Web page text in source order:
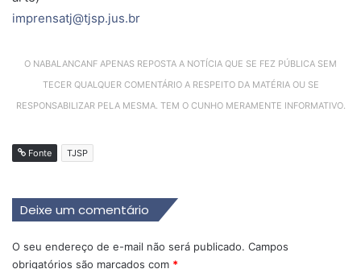
imprensatj@tjsp.jus.br
O NABALANCANF APENAS REPOSTA A NOTÍCIA QUE SE FEZ PÚBLICA SEM
TECER QUALQUER COMENTÁRIO A RESPEITO DA MATÉRIA OU SE
RESPONSABILIZAR PELA MESMA. TEM O CUNHO MERAMENTE INFORMATIVO.
Fonte TJSP
Deixe um comentário
O seu endereço de e-mail não será publicado. Campos
obrigatórios são marcados com *